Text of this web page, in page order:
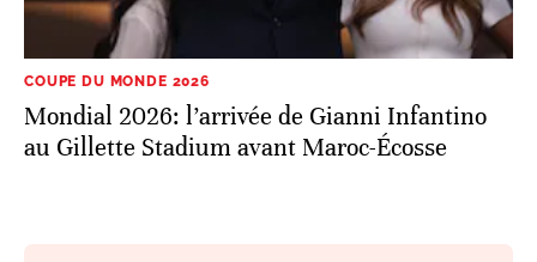
COUPE DU MONDE 2026
Mondial 2026: l’arrivée de Gianni Infantino
au Gillette Stadium avant Maroc-Écosse